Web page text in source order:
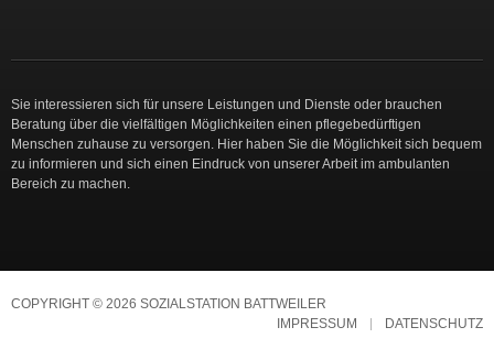
Sie interessieren sich für unsere Leistungen und Dienste oder brauchen
Beratung über die vielfältigen Möglichkeiten einen pflegebedürftigen
Menschen zuhause zu versorgen. Hier haben Sie die Möglichkeit sich bequem
zu informieren und sich einen Eindruck von unserer Arbeit im ambulanten
Bereich zu machen.
COPYRIGHT © 2026 SOZIALSTATION BATTWEILER
IMPRESSUM
DATENSCHUTZ